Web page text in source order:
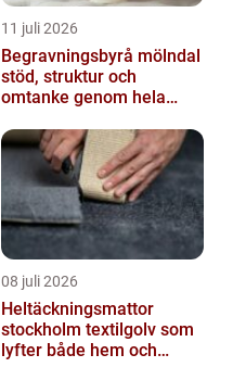
11 juli 2026
Begravningsbyrå mölndal
stöd, struktur och
omtanke genom hela
08 juli 2026
Heltäckningsmattor
stockholm textilgolv som
lyfter både hem och